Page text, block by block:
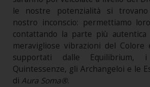
le nostre potenzialità si
nostro inconscio: permettiamo
contattando la parte più
meravigliose vibrazioni del Colore
supportati dalle Equilibrium,
Quintessenze, gli Archangeloi e le
di Aura Soma®.